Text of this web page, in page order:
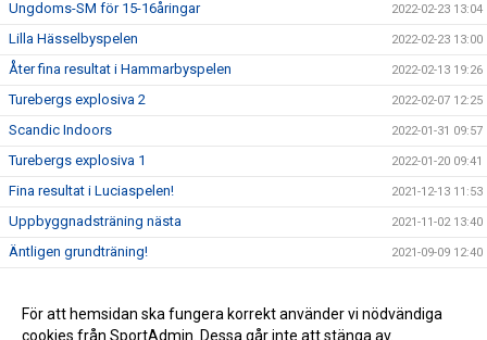
Ungdoms-SM för 15-16åringar 2022-02-23 13:04
Lilla Hässelbyspelen 2022-02-23 13:00
Åter fina resultat i Hammarbyspelen 2022-02-13 19:26
Turebergs explosiva 2 2022-02-07 12:25
Scandic Indoors 2022-01-31 09:57
Turebergs explosiva 1 2022-01-20 09:41
Fina resultat i Luciaspelen! 2021-12-13 11:53
Uppbyggnadsträning nästa 2021-11-02 13:40
Äntligen grundträning! 2021-09-09 12:40
Sommaruppehåll för ordinarie träning 2021-07-02 11:17
För att hemsidan ska fungera korrekt använder vi nödvändiga
cookies från SportAdmin. Dessa går inte att stänga av.